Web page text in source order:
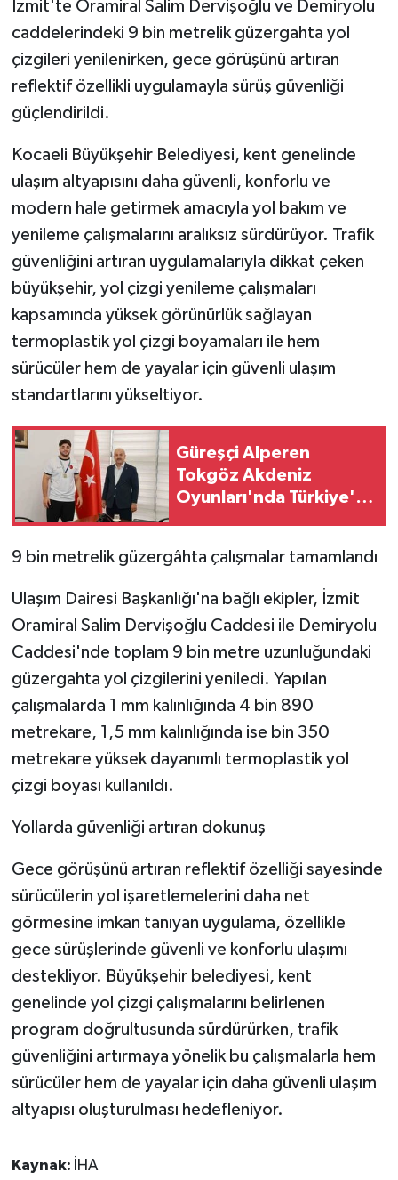
İzmit'te Oramiral Salim Dervişoğlu ve Demiryolu
caddelerindeki 9 bin metrelik güzergahta yol
çizgileri yenilenirken, gece görüşünü artıran
reflektif özellikli uygulamayla sürüş güvenliği
güçlendirildi.
Kocaeli Büyükşehir Belediyesi, kent genelinde
ulaşım altyapısını daha güvenli, konforlu ve
modern hale getirmek amacıyla yol bakım ve
yenileme çalışmalarını aralıksız sürdürüyor. Trafik
güvenliğini artıran uygulamalarıyla dikkat çeken
büyükşehir, yol çizgi yenileme çalışmaları
kapsamında yüksek görünürlük sağlayan
termoplastik yol çizgi boyamaları ile hem
sürücüler hem de yayalar için güvenli ulaşım
standartlarını yükseltiyor.
Güreşçi Alperen
Tokgöz Akdeniz
Oyunları'nda Türkiye'yi
9 bin metrelik güzergâhta çalışmalar tamamlandı
Ulaşım Dairesi Başkanlığı'na bağlı ekipler, İzmit
Oramiral Salim Dervişoğlu Caddesi ile Demiryolu
Caddesi'nde toplam 9 bin metre uzunluğundaki
güzergahta yol çizgilerini yeniledi. Yapılan
çalışmalarda 1 mm kalınlığında 4 bin 890
metrekare, 1,5 mm kalınlığında ise bin 350
metrekare yüksek dayanımlı termoplastik yol
çizgi boyası kullanıldı.
Yollarda güvenliği artıran dokunuş
Gece görüşünü artıran reflektif özelliği sayesinde
sürücülerin yol işaretlemelerini daha net
görmesine imkan tanıyan uygulama, özellikle
gece sürüşlerinde güvenli ve konforlu ulaşımı
destekliyor. Büyükşehir belediyesi, kent
genelinde yol çizgi çalışmalarını belirlenen
program doğrultusunda sürdürürken, trafik
güvenliğini artırmaya yönelik bu çalışmalarla hem
sürücüler hem de yayalar için daha güvenli ulaşım
altyapısı oluşturulması hedefleniyor.
Kaynak: İHA
GENEL
GÜNDEM
HABERDE İNSAN
İş Dünyası
Jandarma
Kadın
KÜLTÜR SANAT
MAGAZİN
Otomobil
SİYASET
SPOR HABERLERİ
TEKNOLOJİ
Turizm
YEREL
Yerel Haberler